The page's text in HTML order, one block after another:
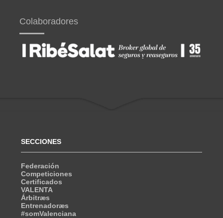
Colaboradores
SECCIONES
Federación
Competiciones
Certificados
VALENTA
Árbitræs
Entrenadoræs
#somValenciana